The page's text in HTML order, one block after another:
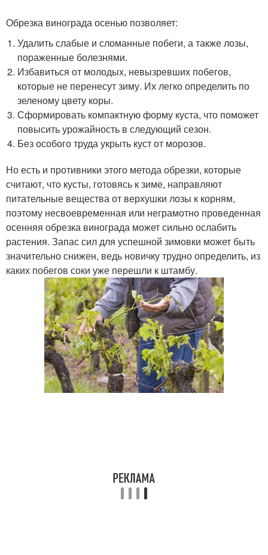
Обрезка винограда осенью позволяет:
Удалить слабые и сломанные побеги, а также лозы,
пораженные болезнями.
Избавиться от молодых, невызревших побегов,
которые не перенесут зиму. Их легко определить по
зеленому цвету коры.
Сформировать компактную форму куста, что поможет
повысить урожайность в следующий сезон.
Без особого труда укрыть куст от морозов.
Но есть и противники этого метода обрезки, которые
считают, что кусты, готовясь к зиме, направляют
питательные вещества от верхушки лозы к корням,
поэтому несвоевременная или неграмотно проведенная
осенняя обрезка винограда может сильно ослабить
растения. Запас сил для успешной зимовки может быть
значительно снижен, ведь новичку трудно определить, из
каких побегов соки уже перешли к штамбу.